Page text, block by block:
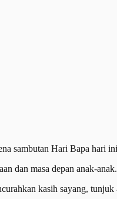
sambutan Hari Bapa hari
dan masa depan anak-anak.
kasih sayang, tunjuk